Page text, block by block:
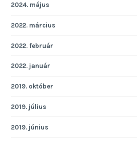
2024. május
2022. március
2022. február
2022. január
2019. október
2019. július
2019. június